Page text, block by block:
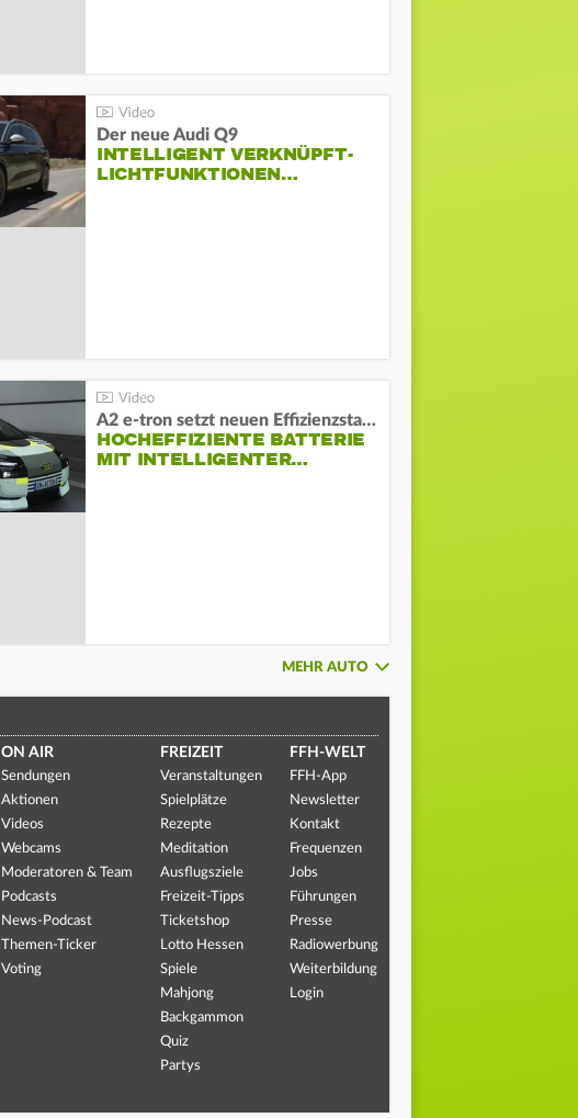
Der neue Audi Q9
INTELLIGENT VERKNÜPFT-
LICHTFUNKTIONEN…
A2 e-tron setzt neuen Effizienzstandard bei Audi
HOCHEFFIZIENTE BATTERIE
MIT INTELLIGENTER…
MEHR AUTO
ON AIR
Sendungen
Aktionen
Videos
Webcams
Moderatoren & Team
Podcasts
News-Podcast
Themen-Ticker
Voting
FREIZEIT
Veranstaltungen
Spielplätze
Rezepte
Meditation
Ausflugsziele
Freizeit-Tipps
Ticketshop
Lotto Hessen
Spiele
Mahjong
Backgammon
Quiz
Partys
FFH-WELT
FFH-App
Newsletter
Kontakt
Frequenzen
Jobs
Führungen
Presse
Radiowerbung
Weiterbildung
Login